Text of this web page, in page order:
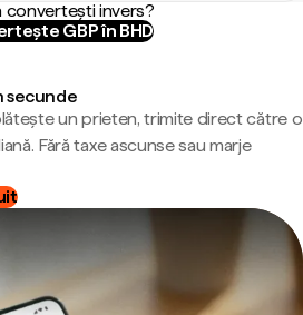
convertești invers?
GBP în BHD
secunde
un prieten, trimite direct către o
Fără taxe ascunse sau marje